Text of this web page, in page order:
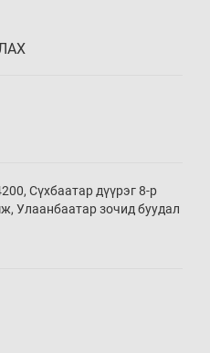
00 мин
30 мин
00 мин
Сүхбаатар дүүрэг 8-р
Улаанбаатар зочид буудал